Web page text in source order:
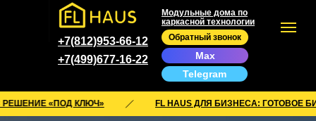
+7(499)677-16-22
+7(812)953-66-12
Модульные дома по
каркасной технологии
Обратный звонок
Max
Telegram
КЛЮЧ» FL HAUS ДЛЯ БИЗНЕСА: ГОТОВОЕ БИЗНЕС